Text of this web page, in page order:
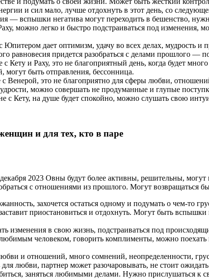
и сил мало, лучше отдохнуть в этот день, со
— вспышки негатива могут переходить в бешенство,
можно легко и быстро подстраиваться под
дает оптимизм, удачу во всех делах, мудрость
равновесия придется разобраться с делами прошлого —
Кету и Раху, это не благоприятный день, когда будет
быть отправления, бессонница.
Венерой, это не благоприятно для сферы любви,
можно совершать не продуманные и глупые
с Кету, на душе будет спокойно, можно слушать свою
и для тех, кто в паре
2023 Овны будут более активны, решительны, могут
с отношениями из прошлого. Могут возвращаться
захочется остаться одному и подумать о чем-то
приостановиться и отдохнуть. Могут быть
изменения в свою жизнь, подстраиваться под
человеком, говорить комплименты, можно
и отношений, много сомнений, неопределенности,
любви, партнер может разочаровывать, не стоит
заняться любимыми делами. Нужно прислушаться к